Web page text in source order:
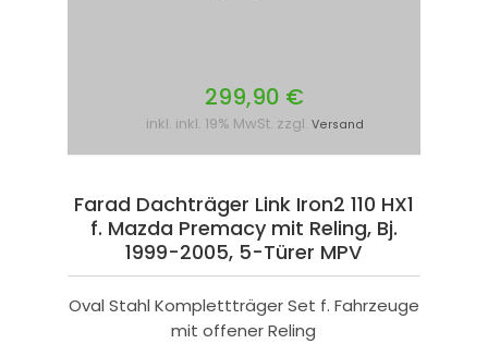
299,90 €
inkl. inkl. 19% MwSt. zzgl. Versand
Farad Dachträger Link Iron2 110 HX1
f. Mazda Premacy mit Reling, Bj.
1999-2005, 5-Türer MPV
Oval Stahl Komplettträger Set f. Fahrzeuge
mit offener Reling